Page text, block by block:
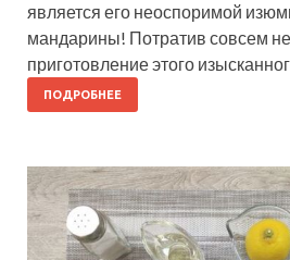
является его неоспоримой
мандарины! Потратив совсем
приготовление этого
ПОДРОБНЕЕ